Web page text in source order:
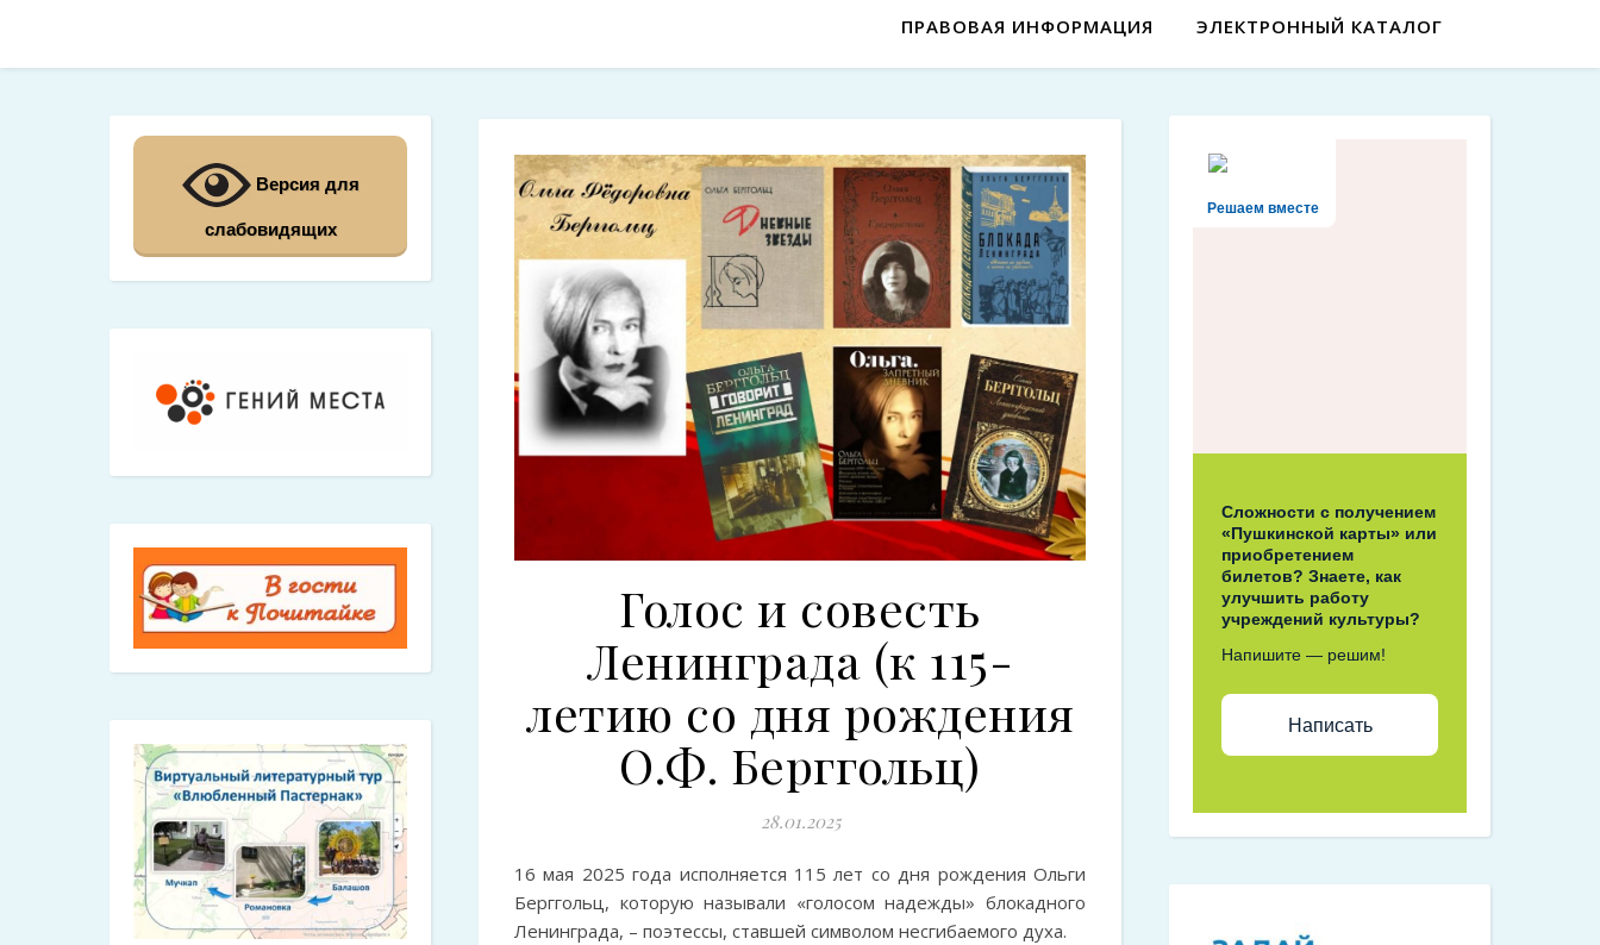
ПРАВОВАЯ ИНФОРМАЦИЯ ЭЛЕКТРОННЫЙ КАТАЛОГ
Версия для
слабовидящих
Голос и совесть
Ленинграда (к 115-
летию со дня рождения
О.Ф. Берггольц)
28.01.2025
16 мая 2025 года исполняется 115 лет со дня рождения Ольги
Берггольц, которую называли «голосом надежды» блокадного
Ленинграда, – поэтессы, ставшей символом несгибаемого духа.
Решаем вместе
Сложности с получением
«Пушкинской карты» или
приобретением
билетов? Знаете, как
улучшить работу
учреждений культуры?
Напишите — решим!
Написать